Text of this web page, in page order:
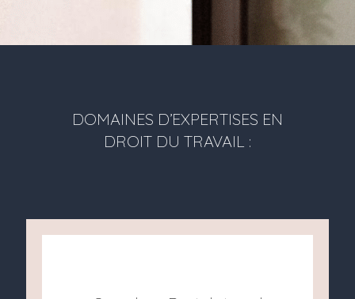
DOMAINES D’EXPERTISES EN
DROIT DU TRAVAIL :